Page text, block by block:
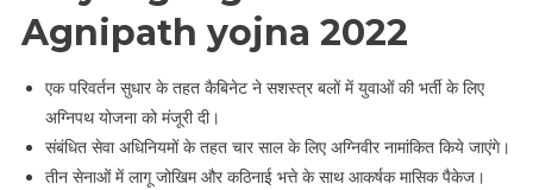
Agnipath yojna 2022
एक परिवर्तन सुधार के तहत कैबिनेट ने सशस्त्र बलों में युवाओं की भर्ती के लिए
अग्निपथ योजना को मंजूरी दी।
संबंधित सेवा अधिनियमों के तहत चार साल के लिए अग्निवीर नामांकित किये जाएंगे।
तीन सेनाओं में लागू जोखिम और कठिनाई भत्ते के साथ आकर्षक मासिक पैकेज।